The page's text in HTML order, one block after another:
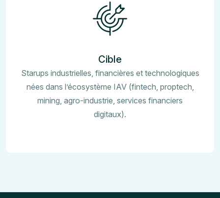
Cible
Starups industrielles, financières et technologiques
nées dans l’écosystème IAV (fintech, proptech,
mining, agro-industrie, services financiers
digitaux).